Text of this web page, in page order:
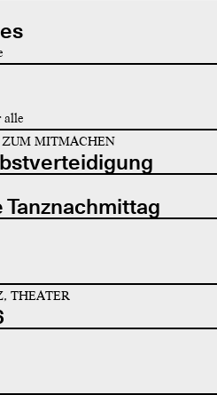
alle
MITMACHEN
THEATER